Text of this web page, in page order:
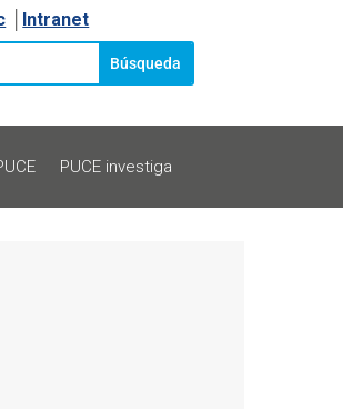
Intranet
PUCE investiga